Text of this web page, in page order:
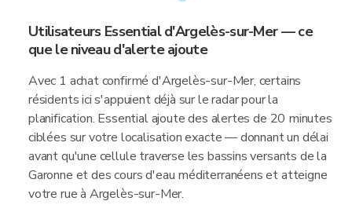
Utilisateurs Essential d'Argelès-sur-Mer — ce
que le niveau d'alerte ajoute
Avec 1 achat confirmé d'Argelès-sur-Mer, certains
résidents ici s'appuient déjà sur le radar pour la
planification. Essential ajoute des alertes de 20 minutes
ciblées sur votre localisation exacte — donnant un délai
avant qu'une cellule traverse les bassins versants de la
Garonne et des cours d'eau méditerranéens et atteigne
votre rue à Argelès-sur-Mer.